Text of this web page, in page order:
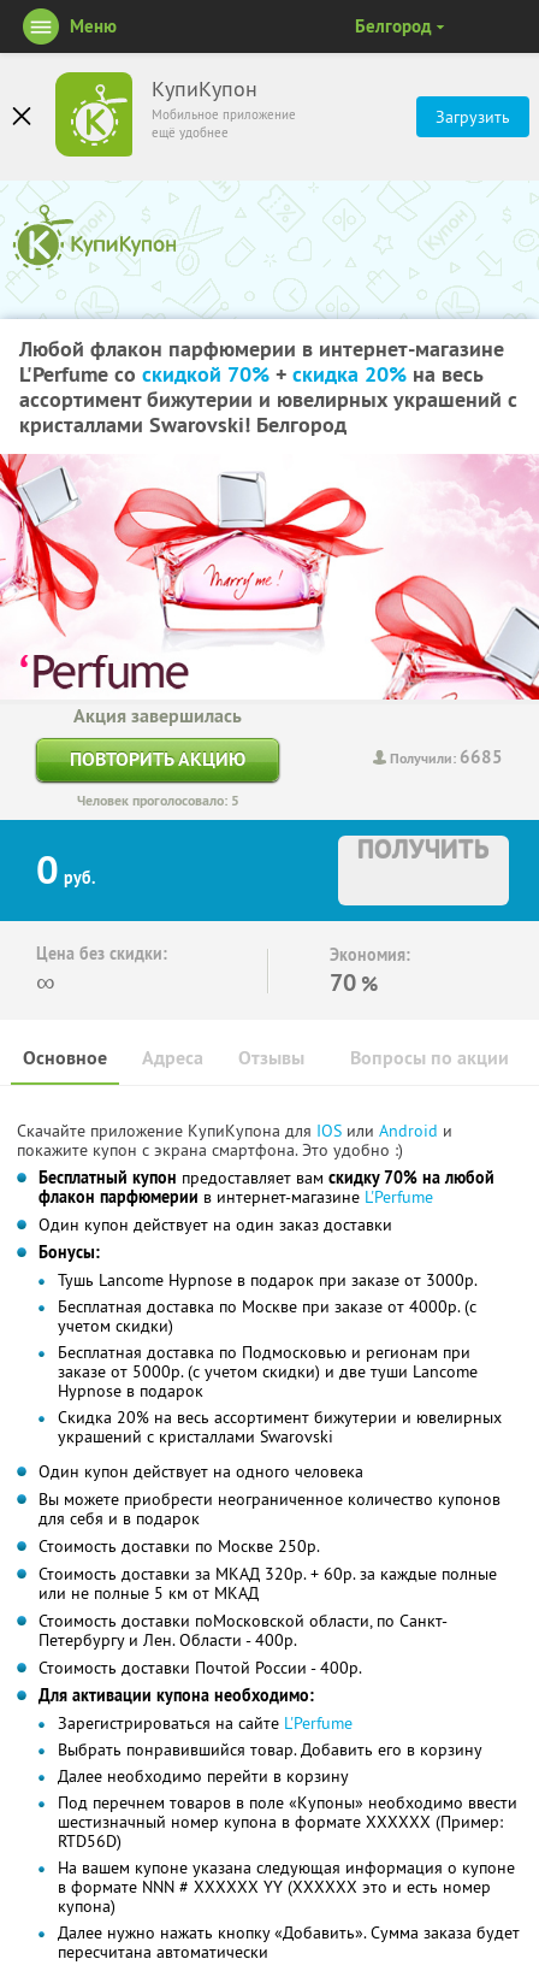
КупиКупон
Мобильное приложение
ещё удобнее
Загрузить
Меню Белгород
Любой флакон парфюмерии в интернет-магазине
L'Perfume со скидкой 70% + скидка 20% на весь
ассортимент бижутерии и ювелирных украшений с
кристаллами Swarovski! Белгород
Получили: 6685
Акция завершилась
ПОВТОРИТЬ АКЦИЮ
Человек проголосовало: 5
0 руб.
ПОЛУЧИТЬ
Цена без скидки:
∞
Экономия:
70 %
Основное Отзывы Вопросы по акции
Адреса
Скачайте приложение КупиКупона для IOS или Android и
покажите купон с экрана смартфона. Это удобно :)
Бесплатный купон предоставляет вам скидку 70% на любой
флакон парфюмерии в интернет-магазине L'Perfume
Один купон действует на один заказ доставки
Бонусы:
Тушь Lancome Hypnose в подарок при заказе от 3000р.
Бесплатная доставка по Москве при заказе от 4000р. (с
учетом скидки)
Бесплатная доставка по Подмосковью и регионам при
заказе от 5000р. (с учетом скидки) и две туши Lancome
Hypnose в подарок
Скидка 20% на весь ассортимент бижутерии и ювелирных
украшений с кристаллами Swarovski
Один купон действует на одного человека
Вы можете приобрести неограниченное количество купонов
для себя и в подарок
Стоимость доставки по Москве 250р.
Стоимость доставки за МКАД 320р. + 60р. за каждые полные
или не полные 5 км от МКАД
Стоимость доставки поМосковской области, по Санкт-
Петербургу и Лен. Области - 400р.
Стоимость доставки Почтой России - 400р.
Для активации купона необходимо:
Зарегистрироваться на сайте L'Perfume
Выбрать понравившийся товар. Добавить его в корзину
Далее необходимо перейти в корзину
Под перечнем товаров в поле «Купоны» необходимо ввести
шестизначный номер купона в формате XXXXXX (Пример:
RTD56D)
На вашем купоне указана следующая информация о купоне
в формате NNN # XXXXXX YY (XXXXXX это и есть номер
купона)
Далее нужно нажать кнопку «Добавить». Сумма заказа будет
пересчитана автоматически